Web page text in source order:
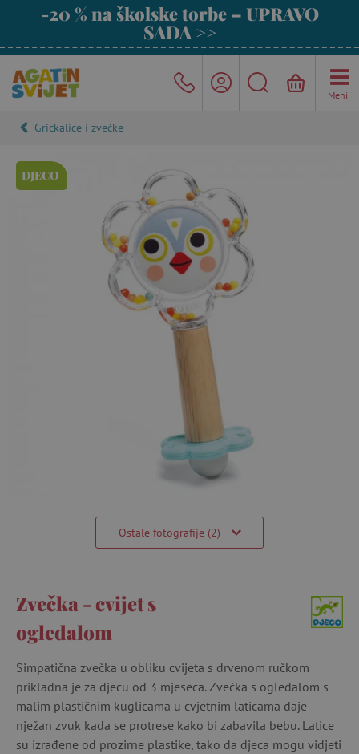
-20 % na školske torbe – UPRAVO
SADA >>
Meni
Grickalice i zvečke
DJECO
Ostale fotografije (2)
Zvečka - cvijet s
ogledalom
Simpatična zvečka u obliku cvijeta s drvenom ručkom
prikladna je za djecu od 3 mjeseca. Zvečka s ogledalom s
malim plastičnim kuglicama u cvjetnim laticama daje
nježan zvuk kada se protrese kako bi zabavila bebu. Latice
su izrađene od prozirne plastike, tako da djeca mogu vidjeti